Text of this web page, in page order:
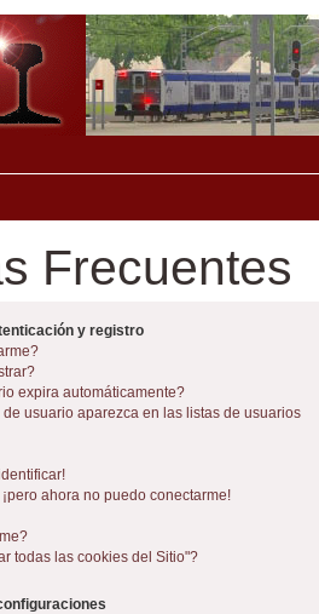
Frecuentes
y registro
expira automáticamente?
usuario aparezca en las listas de usuarios
ahora no puedo conectarme!
todas las cookies del Sitio"?